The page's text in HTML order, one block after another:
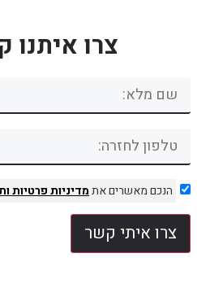
צרו איתנו
הנכם מאשרים אתמדיניות פרטיות
צרו איתי קשר